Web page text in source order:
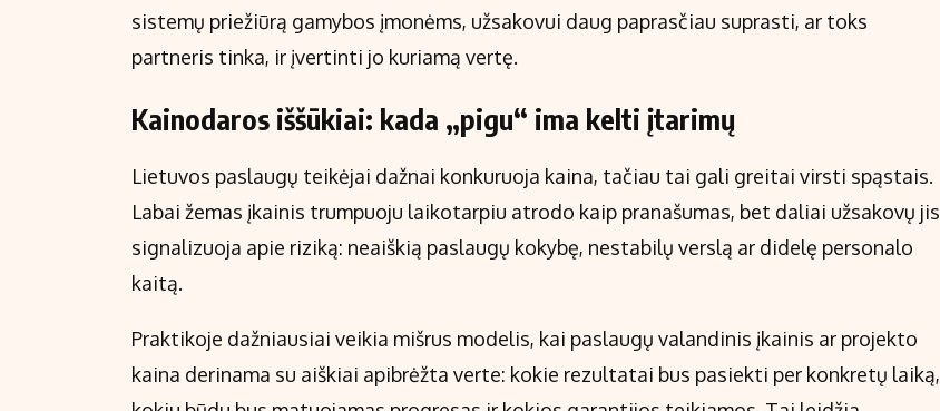
sistemų priežiūrą gamybos įmonėms, užsakovui daug paprasčiau suprasti, ar toks
partneris tinka, ir įvertinti jo kuriamą vertę.
Kainodaros iššūkiai: kada „pigu“ ima kelti įtarimų
Lietuvos paslaugų teikėjai dažnai konkuruoja kaina, tačiau tai gali greitai virsti spąstais.
Labai žemas įkainis trumpuoju laikotarpiu atrodo kaip pranašumas, bet daliai užsakovų jis
signalizuoja apie riziką: neaiškią paslaugų kokybę, nestabilų verslą ar didelę personalo
kaitą.
Praktikoje dažniausiai veikia mišrus modelis, kai paslaugų valandinis įkainis ar projekto
kaina derinama su aiškiai apibrėžta verte: kokie rezultatai bus pasiekti per konkretų laiką,